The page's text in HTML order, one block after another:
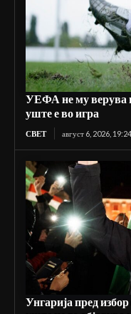
УЕФА не му верува
уште е во игра
СВЕТ август 6, 2026, 19:24
Унгарија пред